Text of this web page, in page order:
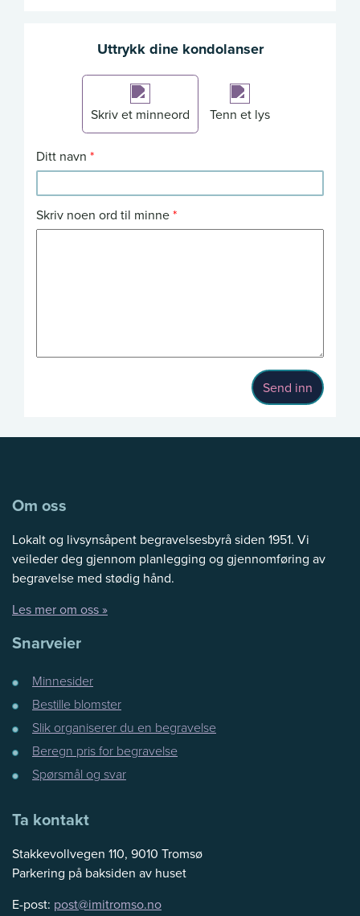
Uttrykk dine kondolanser
Skriv et minneord Tenn et lys
Ditt navn
Skriv noen ord til minne
Send inn
Om oss
Lokalt og livsynsåpent begravelsesbyrå siden 1951. Vi
veileder deg gjennom planlegging og gjennomføring av
begravelse med stødig hånd.
Les mer om oss »
Snarveier
Minnesider
Bestille blomster
Slik organiserer du en begravelse
Beregn pris for begravelse
Spørsmål og svar
Ta kontakt
Stakkevollvegen 110, 9010 Tromsø
Parkering på baksiden av huset
E-post: post@imitromso.no